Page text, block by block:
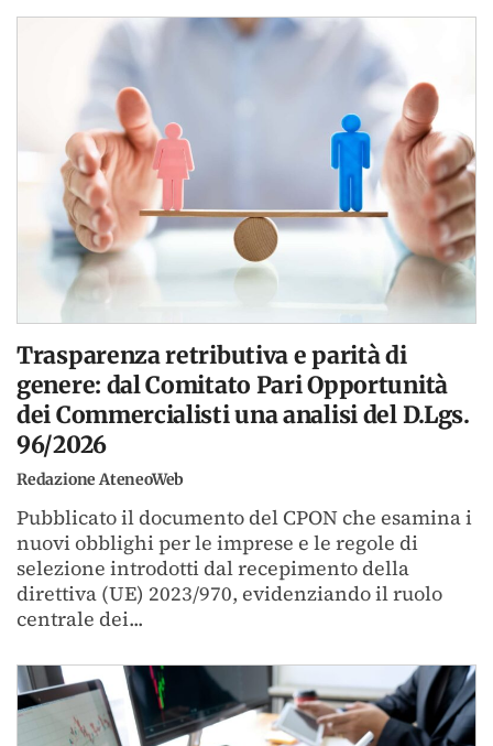
Trasparenza retributiva e parità di
genere: dal Comitato Pari Opportunità
dei Commercialisti una analisi del D.Lgs.
96/2026
Redazione AteneoWeb
Pubblicato il documento del CPON che esamina i
nuovi obblighi per le imprese e le regole di
selezione introdotti dal recepimento della
direttiva (UE) 2023/970, evidenziando il ruolo
centrale dei...